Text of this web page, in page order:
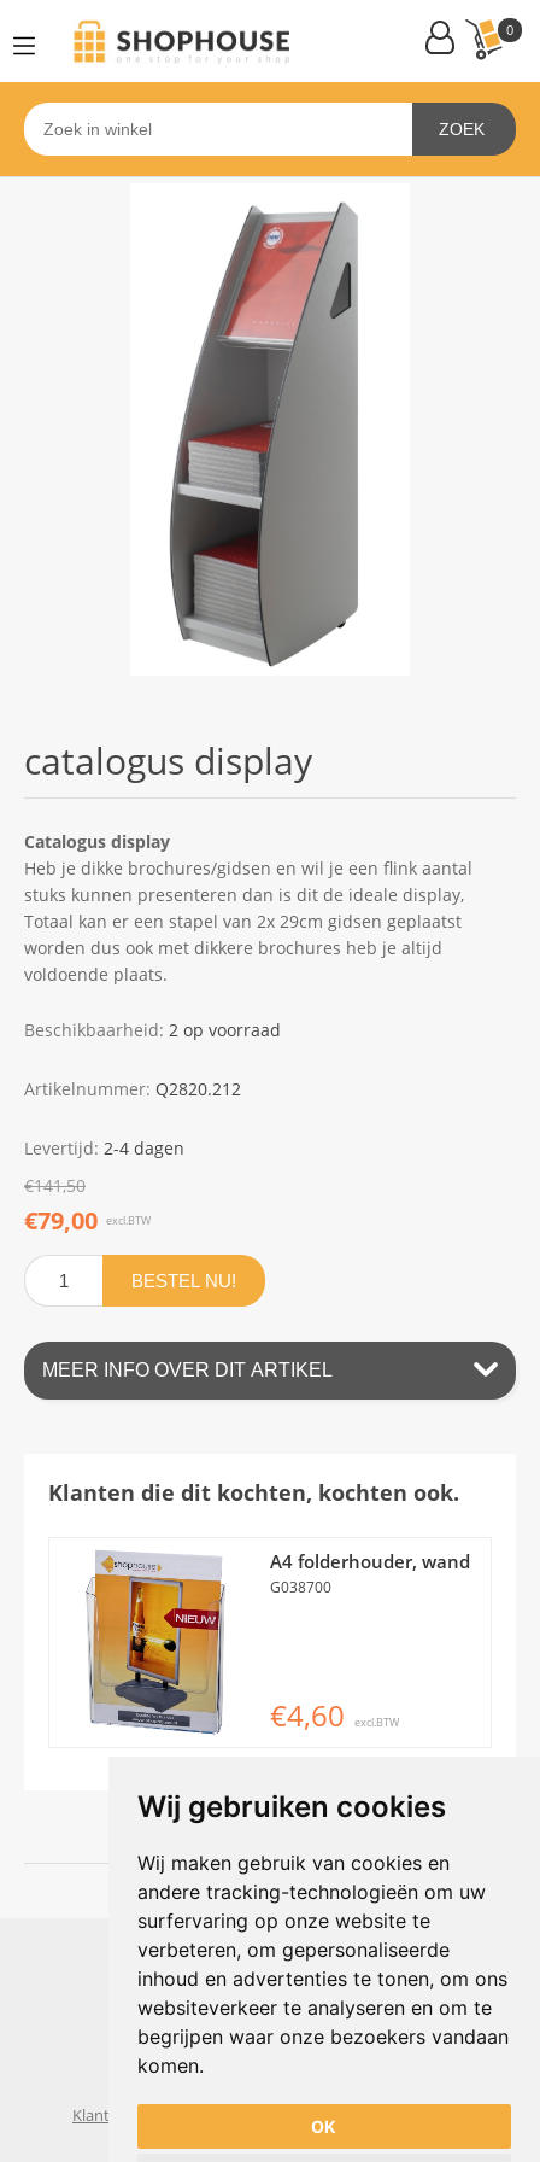
Wij gebruiken cookies
Wij maken gebruik van cookies en
andere tracking-technologieën om uw
surfervaring op onze website te
verbeteren, om gepersonaliseerde
inhoud en advertenties te tonen, om ons
websiteverkeer te analyseren en om te
begrijpen waar onze bezoekers vandaan
komen.
OK
0
ZOEK
catalogus display
Catalogus display
Heb je dikke brochures/gidsen en wil je een flink aantal
stuks kunnen presenteren dan is dit de ideale display,
Totaal kan er een stapel van 2x 29cm gidsen geplaatst
worden dus ook met dikkere brochures heb je altijd
voldoende plaats.
Beschikbaarheid: 2 op voorraad
Artikelnummer: Q2820.212
Levertijd: 2-4 dagen
€141,50
€79,00 excl.BTW
BESTEL NU!
MEER INFO OVER DIT ARTIKEL
Klanten die dit kochten, kochten ook.
A4 folderhouder, wand
G038700
€4,60 excl.BTW
Shophouse online
Max Planckstraat 4
6716 BE Ede, Nederland
Telefoon:+31(0)318 618 121
E-mail: info@shophouse.nl
Geopend: ma t/m vr 09:00-17:00 uur
Klantenservice
Algemene voorwaarden